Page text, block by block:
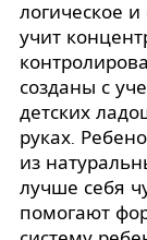
логическое
учит
созданы с
детских
руках.
из
лучше себя
помогают